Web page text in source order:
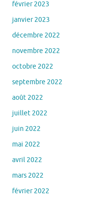
février 2023
janvier 2023
décembre 2022
novembre 2022
octobre 2022
septembre 2022
août 2022
juillet 2022
juin 2022
mai 2022
avril 2022
mars 2022
février 2022